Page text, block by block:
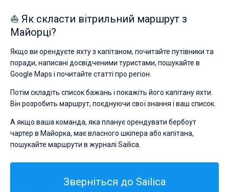
⛵ Як скласти вітрильний маршрут з
Майорці?
Якщо ви орендуєте яхту з капітаном, почитайте путівники та
поради, написані досвідченими туристами, пошукайте в
Google Maps і почитайте статті про регіон.
Потім складіть список бажань і покажіть його капітану яхти.
Він розробить маршрут, поєднуючи свої знання і ваш список.
А якщо ваша команда, яка планує орендувати бербоут
чартер в Майорка, має власного шкіпера або капітана,
пошукайте маршрути в журналі Sailica.
Зверніться до Sailica